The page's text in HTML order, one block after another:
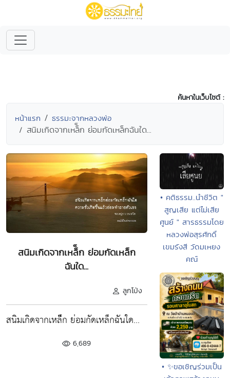
ค้นหาในเว็บไซต์ :
หน้าแรก ธรรมะจากหลวงพ่อ
สนิมเกิดจากเหล็็ก ย่อมกัดเหล็กฉันใด...
สนิมเกิดจากเหล็็ก ย่อมกัดเหล็ก
ฉันใด...
ลูกโป่ง
สนิมเกิดจากเหล็็ก ย่อมกัดเหล็กฉันใด...
6,689
• คติธรรม..นำชีวิต "
สูญเสีย แต่ไม่เสีย
ศูนย์ " สารธรรมโดย
หลวงพ่อสุรศักดิ์
เขมรังสี วัดมเหยง
คณ์
• ✨ขอเชิญร่วมเป็น